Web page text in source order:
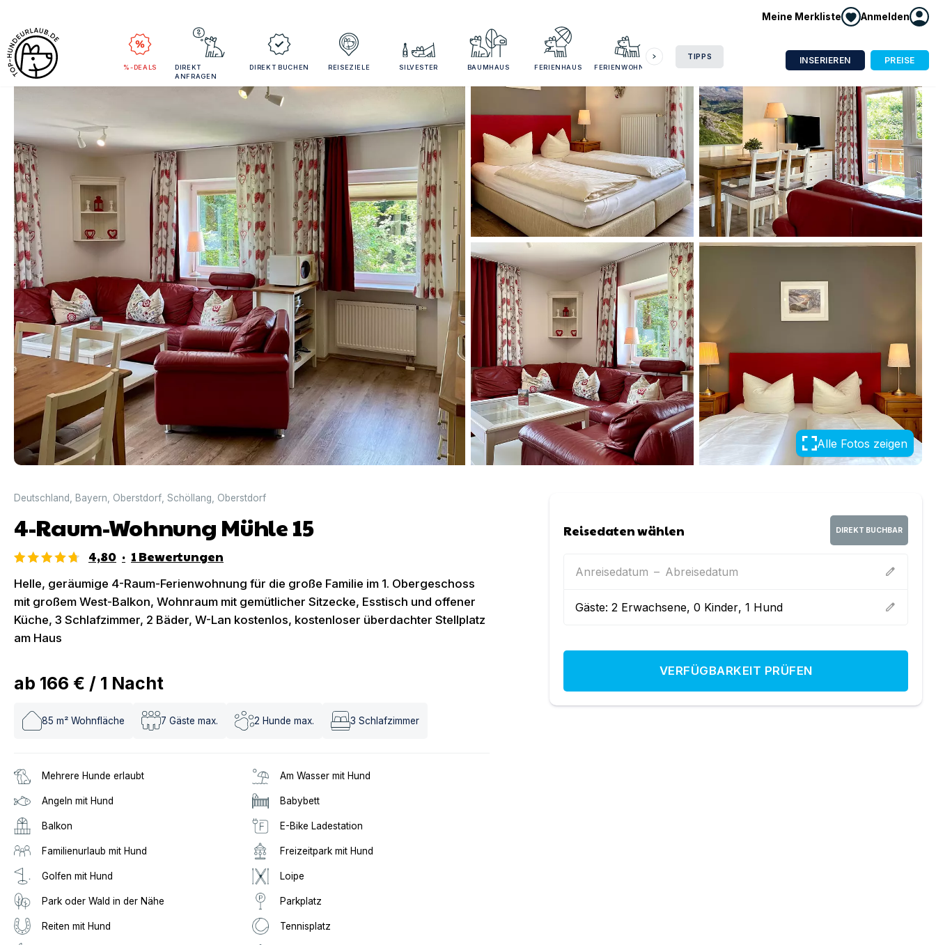
Meine Merkliste Anmelden
%-DEALS
DIREKT
ANFRAGEN
DIREKT BUCHEN REISEZIELE SILVESTER BAUMHAUS FERIENHAUS FERIENWOHNUNG
TIPPS INSERIEREN PREISE
Alle Fotos zeigen
Deutschland Bayern Oberstdorf Schöllang Oberstdorf
4-Raum-Wohnung Mühle 15
4,80 · 1 Bewertungen
Helle, geräumige 4-Raum-Ferienwohnung für die große Familie im 1. Obergeschoss
mit großem West-Balkon, Wohnraum mit gemütlicher Sitzecke, Esstisch und offener
Küche, 3 Schlafzimmer, 2 Bäder, W-Lan kostenlos, kostenloser überdachter Stellplatz
am Haus
ab 166 € / 1 Nacht
85 m² Wohnfläche 7 Gäste max. 2 Hunde max. 3 Schlafzimmer
Mehrere Hunde erlaubt Am Wasser mit Hund
Angeln mit Hund Babybett
Balkon E-Bike Ladestation
Familienurlaub mit Hund Freizeitpark mit Hund
Golfen mit Hund Loipe
Park oder Wald in der Nähe Parkplatz
Reiten mit Hund Tennisplatz
Reisedaten wählen DIREKT BUCHBAR
Anreisedatum – Abreisedatum edit
Gäste:2 Erwachsene,0 Kinder,1 Hund edit
VERFÜGBARKEIT PRÜFEN